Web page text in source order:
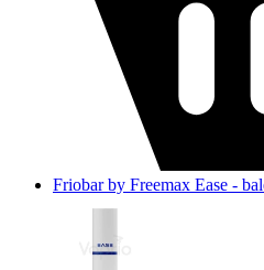
Friobar by Freemax Ease -